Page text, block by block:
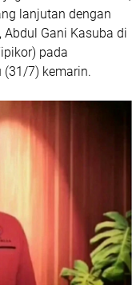
lanjutan dengan
Gani Kasuba di
pada
(31/7) kemarin.